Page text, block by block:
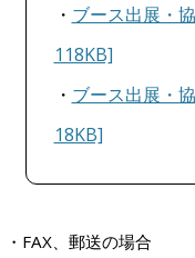
・ ブース出展・
118KB]
・ ブース出展・
18KB]
・FAX、郵送の場合